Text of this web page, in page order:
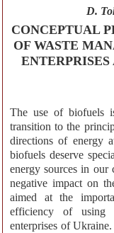
D.
CONCEPTUAL
OF WASTE
The use of biofuels
transition to the
directions of energy
biofuels deserve
energy sources in
negative impact on
aimed at the
efficiency of using
enterprises of